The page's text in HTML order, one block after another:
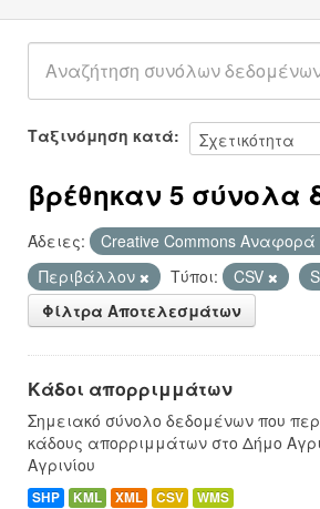
Ταξινόμηση κατά
βρέθηκαν 5 σύνολα
Άδειες: Creative Commons Αναφορά
Περιβάλλον
Τύποι: CSV
Φίλτρα Αποτελεσμάτων
Κάδοι απορριμμάτων
Σημειακό σύνολο δεδομένων που
κάδους απορριμμάτων στο Δήμο
Αγρινίου
SHP KML XML CSV WMS